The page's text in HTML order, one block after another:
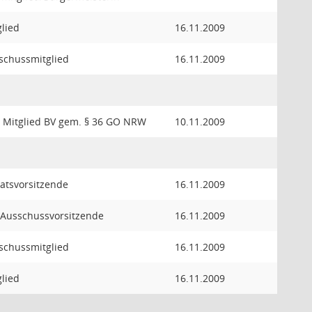
16.11.2009
16.11.2009
BV gem. § 36 GO NRW 10.11.2009
16.11.2009
16.11.2009
16.11.2009
16.11.2009